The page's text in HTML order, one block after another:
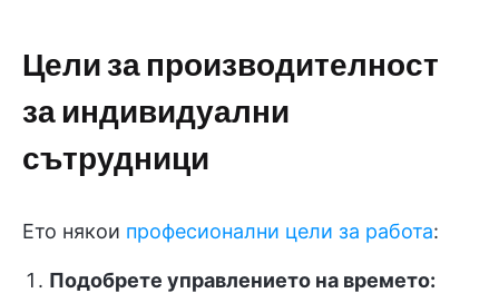
Цели за производителност
за индивидуални
сътрудници
Ето някои професионални цели за работа:
Подобрете управлението на времето: